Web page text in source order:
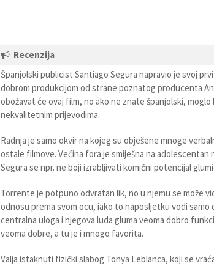
Recenzija
Španjolski publicist Santiago Segura napravio je svoj
dobrom produkcijom od strane poznatog producenta
obožavat će ovaj film, no ako ne znate španjolski,
nekvalitetnim prijevodima.
Radnja je samo okvir na kojeg su obješene mnoge
ostale filmove. Većina fora je smiješna na
Segura se npr. ne boji izrabljivati komični potencijal
Torrente je potpuno odvratan lik, no u njemu se može
odnosu prema svom ocu, iako to naposljetku vodi
centralna uloga i njegova luda gluma veoma dobro
veoma dobre, a tu je i mnogo favorita.
Valja istaknuti fizički slabog Tonya Leblanca, koji se